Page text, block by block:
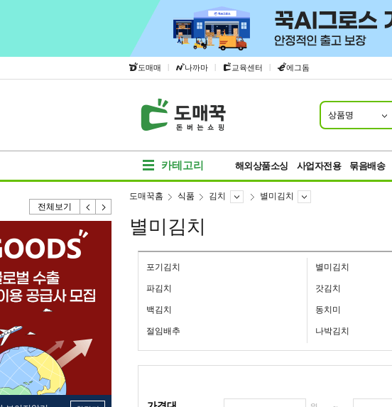
도매매 | 나까마 | 교육센터 | 에그돔
상품명
카테고리 해외상품소싱 사업자전용 묶음배송
전체보기
도매꾹홈 식품 김치 별미김치
별미김치
포기김치 별미김치
파김치 갓김치
백김치 동치미
절임배추 나박김치